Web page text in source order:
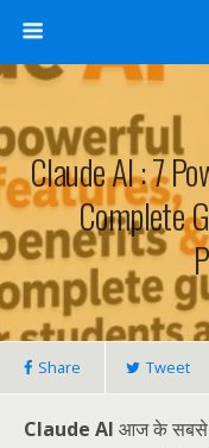
Claude AI : 7
Complete
Share Tweet
Claude AI आज के सबसे